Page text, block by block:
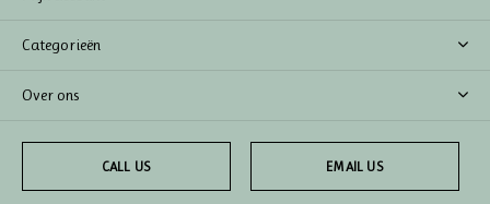
Categorieën
Over ons
CALL US EMAIL US